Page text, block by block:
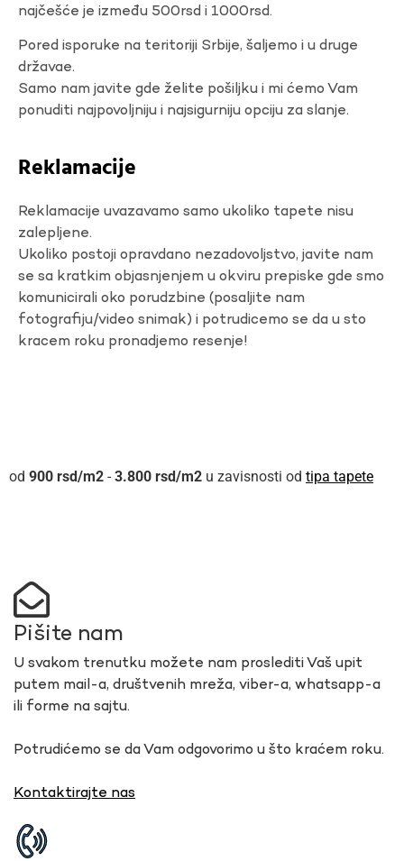
najčešće je između 500rsd i 1000rsd.
Pored isporuke na teritoriji Srbije, šaljemo i u druge
državae.
Samo nam javite gde želite pošiljku i mi ćemo Vam
ponuditi najpovoljniju i najsigurniju opciju za slanje.
Reklamacije
Reklamacije uvazavamo samo ukoliko tapete nisu
zalepljene.
Ukoliko postoji opravdano nezadovoljstvo, javite nam
se sa kratkim objasnjenjem u okviru prepiske gde smo
komunicirali oko porudzbine (posaljite nam
fotografiju/video snimak) i potrudicemo se da u sto
kracem roku pronadjemo resenje!
900 rsd - 3.800 rsd u zavisnosti od tipa tapete
Pišite nam
U svakom trenutku možete nam proslediti Vaš upit
putem mail-a, društvenih mreža, viber-a, whatsapp-a
ili forme na sajtu.
Potrudićemo se da Vam odgovorimo u što kraćem roku.
Kontaktirajte nas